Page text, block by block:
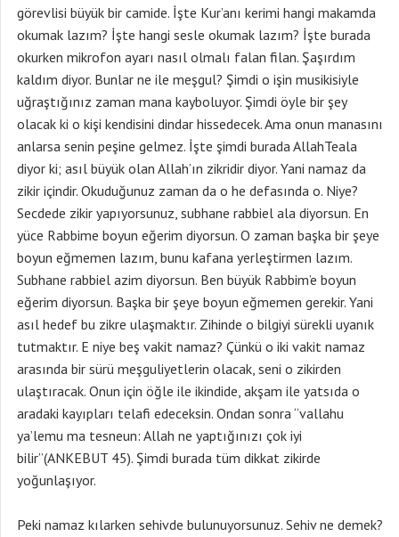
görevlisi büyük bir camide. İşte Kur’anı kerimi hangi makamda
okumak lazım? İşte hangi sesle okumak lazım? İşte burada
okurken mikrofon ayarı nasıl olmalı falan filan. Şaşırdım
kaldım diyor. Bunlar ne ile meşgul? Şimdi o işin musikisiyle
uğraştığınız zaman mana kayboluyor. Şimdi öyle bir şey
olacak ki o kişi kendisini dindar hissedecek. Ama onun manasını
anlarsa senin peşine gelmez. İşte şimdi burada AllahTeala
diyor ki; asıl büyük olan Allah’ın zikridir diyor. Yani namaz da
zikir içindir. Okuduğunuz zaman da o he defasında o. Niye?
Secdede zikir yapıyorsunuz, subhane rabbiel ala diyorsun. En
yüce Rabbime boyun eğerim diyorsun. O zaman başka bir şeye
boyun eğmemen lazım, bunu kafana yerleştirmen lazım.
Subhane rabbiel azim diyorsun. Ben büyük Rabbim’e boyun
eğerim diyorsun. Başka bir şeye boyun eğmemen gerekir. Yani
asıl hedef bu zikre ulaşmaktır. Zihinde o bilgiyi sürekli uyanık
tutmaktır. E niye beş vakit namaz? Çünkü o iki vakit namaz
arasında bir sürü meşguliyetlerin olacak, seni o zikirden
ulaştıracak. Onun için öğle ile ikindide, akşam ile yatsıda o
aradaki kayıpları telafi edeceksin. Ondan sonra “vallahu
ya’lemu ma tesneun: Allah ne yaptığınızı çok iyi
bilir”(ANKEBUT 45). Şimdi burada tüm dikkat zikirde
yoğunlaşıyor.
Peki namaz kılarken sehivde bulunuyorsunuz. Sehiv ne demek?